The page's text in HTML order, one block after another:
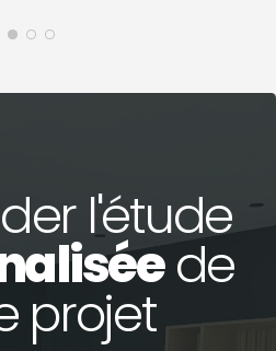
l'étude
de
projet